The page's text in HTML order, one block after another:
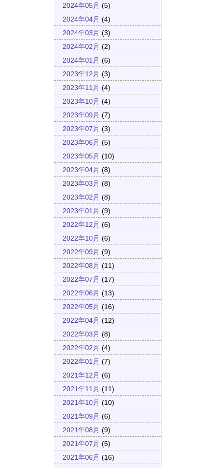
2024年05月 (5)
2024年04月 (4)
2024年03月 (3)
2024年02月 (2)
2024年01月 (6)
2023年12月 (3)
2023年11月 (4)
2023年10月 (4)
2023年09月 (7)
2023年07月 (3)
2023年06月 (5)
2023年05月 (10)
2023年04月 (8)
2023年03月 (8)
2023年02月 (8)
2023年01月 (9)
2022年12月 (6)
2022年10月 (6)
2022年09月 (9)
2022年08月 (11)
2022年07月 (17)
2022年06月 (13)
2022年05月 (16)
2022年04月 (12)
2022年03月 (8)
2022年02月 (4)
2022年01月 (7)
2021年12月 (6)
2021年11月 (11)
2021年10月 (10)
2021年09月 (6)
2021年08月 (9)
2021年07月 (5)
2021年06月 (16)